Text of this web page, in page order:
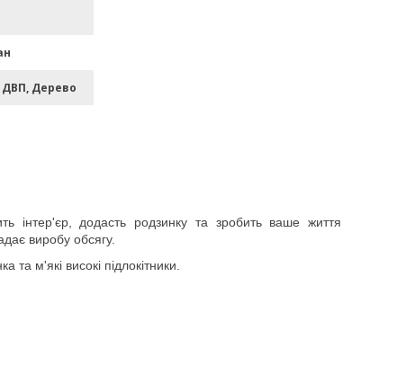
Дерево
інтер'єр, додасть родзинку та зробить ваше життя
виробу обсягу.
м'які високі підлокітники.